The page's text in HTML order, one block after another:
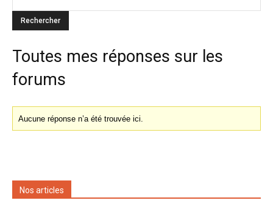
Toutes mes réponses sur les
forums
Aucune réponse n’a été trouvée ici.
Nos articles